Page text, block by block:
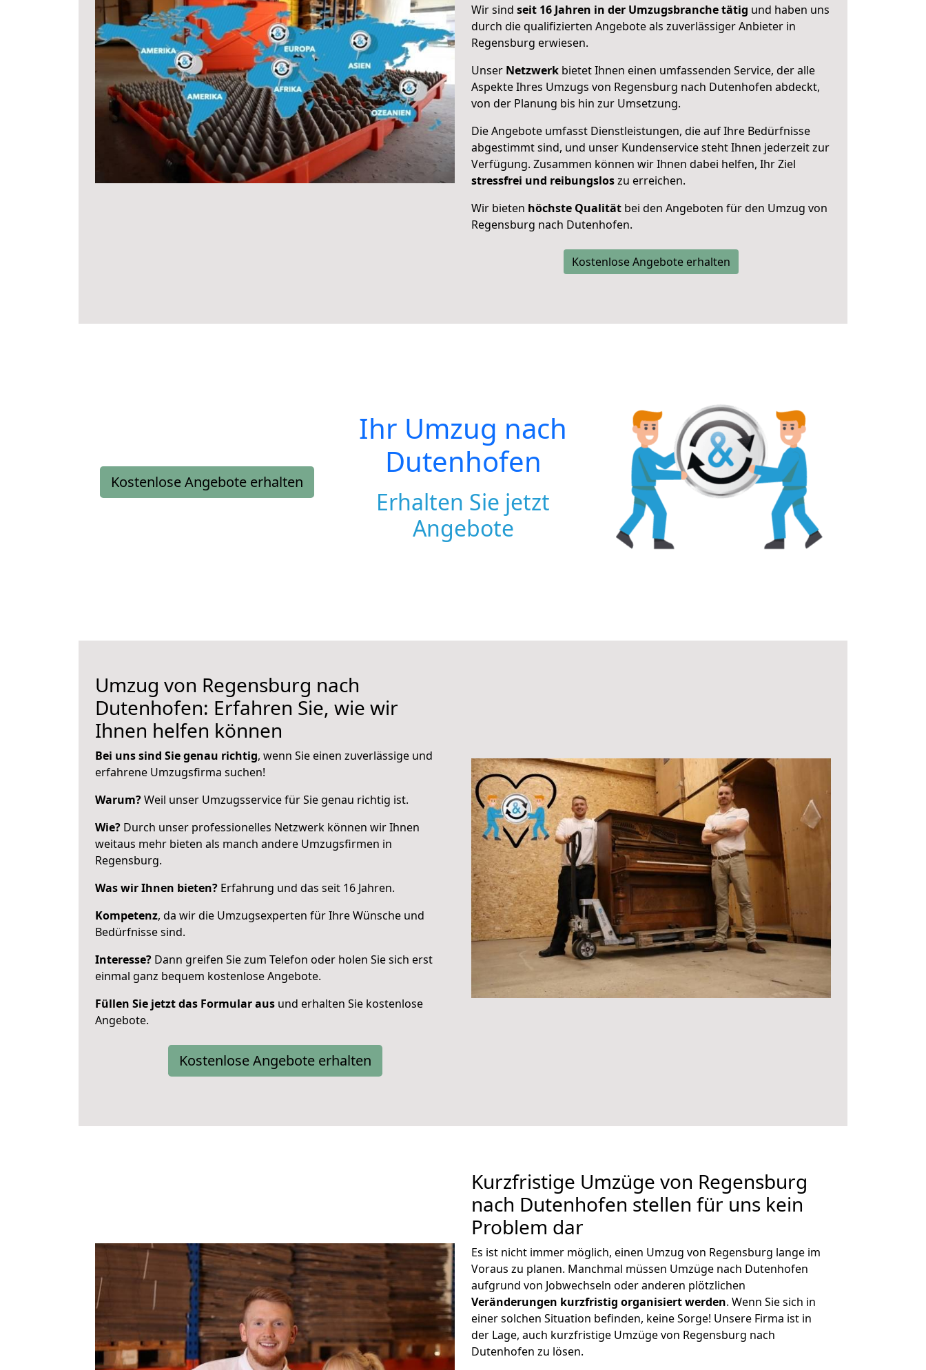
Wir sind seit 16 Jahren in der Umzugsbranche tätig und haben uns
durch die qualifizierten Angebote als zuverlässiger Anbieter in
Regensburg erwiesen.
Unser Netzwerk bietet Ihnen einen umfassenden Service, der alle
Aspekte Ihres Umzugs von Regensburg nach Dutenhofen abdeckt,
von der Planung bis hin zur Umsetzung.
Die Angebote umfasst Dienstleistungen, die auf Ihre Bedürfnisse
abgestimmt sind, und unser Kundenservice steht Ihnen jederzeit zur
Verfügung. Zusammen können wir Ihnen dabei helfen, Ihr Ziel
stressfrei und reibungsloszu erreichen.
Wir bieten höchste Qualität bei den Angeboten für den Umzug von
Regensburg nach Dutenhofen.
Kostenlose Angebote erhalten
Kostenlose Angebote erhalten
Ihr Umzug nach
Dutenhofen
Erhalten Sie jetzt
Angebote
Umzug von Regensburg nach
Dutenhofen: Erfahren Sie, wie wir
Ihnen helfen können
Bei uns sind Sie genau richtig, wenn Sie einen zuverlässige und
erfahrene Umzugsfirma suchen!
Warum?Weil unser Umzugsservice für Sie genau richtig ist.
Wie? Durch unser professionelles Netzwerk können wir Ihnen
weitaus mehr bieten als manch andere Umzugsfirmen in
Regensburg.
Was wir Ihnen bieten? Erfahrung und das seit 16 Jahren.
Kompetenz, da wir die Umzugsexperten für Ihre Wünsche und
Bedürfnisse sind.
Interesse? Dann greifen Sie zum Telefon oder holen Sie sich erst
einmal ganz bequem kostenlose Angebote.
Füllen Sie jetzt das Formular aus und erhalten Sie kostenlose
Angebote.
Kostenlose Angebote erhalten
Kurzfristige Umzüge von Regensburg
nach Dutenhofen stellen für uns kein
Problem dar
Es ist nicht immer möglich, einen Umzug von Regensburg lange im
Voraus zu planen. Manchmal müssen Umzüge nach Dutenhofen
aufgrund von Jobwechseln oder anderen plötzlichen
Veränderungen kurzfristig organisiert werden. Wenn Sie sich in
einer solchen Situation befinden, keine Sorge! Unsere Firma ist in
der Lage, auch kurzfristige Umzüge von Regensburg nach
Dutenhofen zu lösen.